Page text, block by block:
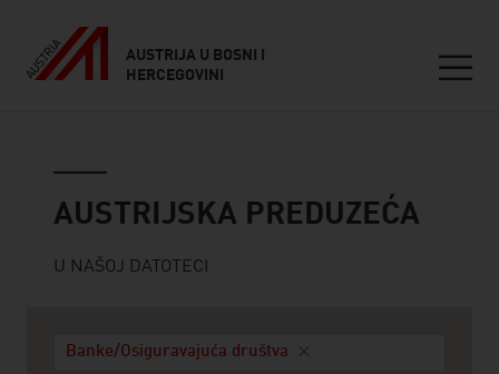
AUSTRIJA U BOSNI I
HERCEGOVINI
AUSTRIJSKA PREDUZEĆA
U NAŠOJ DATOTECI
Banke/Osiguravajuća društva